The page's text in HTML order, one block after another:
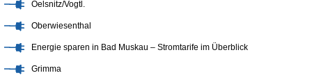
Oelsnitz/Vogtl.
Oberwiesenthal
Energie sparen in Bad Muskau – Stromtarife im Überblick
Grimma